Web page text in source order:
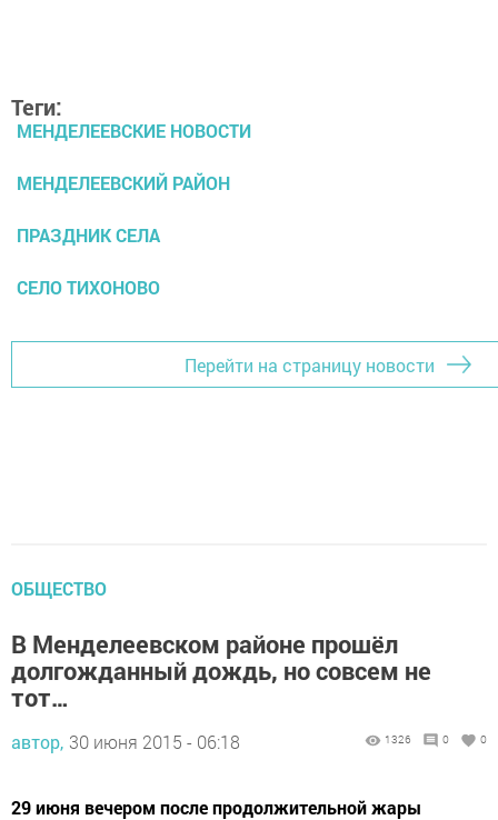
Теги:
МЕНДЕЛЕЕВСКИЕ НОВОСТИ
МЕНДЕЛЕЕВСКИЙ РАЙОН
ПРАЗДНИК СЕЛА
СЕЛО ТИХОНОВО
Перейти на страницу новости
ОБЩЕСТВО
В Менделеевском районе прошёл
долгожданный дождь, но совсем не
тот…
автор, 30 июня 2015 - 06:18 1326 0 0
29 июня вечером после продолжительной жары